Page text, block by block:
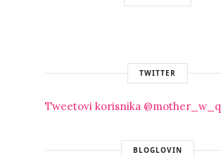
TWITTER
Tweetovi korisnika @mother_w_q
BLOGLOVIN